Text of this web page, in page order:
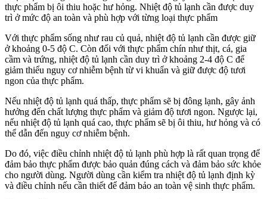
thực phẩm bị ôi thiu hoặc hư hỏng. Nhiệt độ tủ lạnh cần được duy
trì ở mức độ an toàn và phù hợp với từng loại thực phẩm
Với thực phẩm sống như rau củ quả, nhiệt độ tủ lạnh cần được giữ
ở khoảng 0-5 độ C. Còn đối với thực phẩm chín như thịt, cá, gia
cầm và trứng, nhiệt độ tủ lạnh cần duy trì ở khoảng 2-4 độ C để
giảm thiểu nguy cơ nhiễm bệnh từ vi khuẩn và giữ được độ tươi
ngon của thực phẩm.
Nếu nhiệt độ tủ lạnh quá thấp, thực phẩm sẽ bị đông lạnh, gây ảnh
hưởng đến chất lượng thực phẩm và giảm độ tươi ngon. Ngược lại,
nếu nhiệt độ tủ lạnh quá cao, thực phẩm sẽ bị ôi thiu, hư hỏng và có
thể dẫn đến nguy cơ nhiễm bệnh.
Do đó, việc điều chỉnh nhiệt độ tủ lạnh phù hợp là rất quan trọng để
đảm bảo thực phẩm được bảo quản đúng cách và đảm bảo sức khỏe
cho người dùng. Người dùng cần kiểm tra nhiệt độ tủ lạnh định kỳ
và điều chỉnh nếu cần thiết để đảm bảo an toàn vệ sinh thực phẩm.